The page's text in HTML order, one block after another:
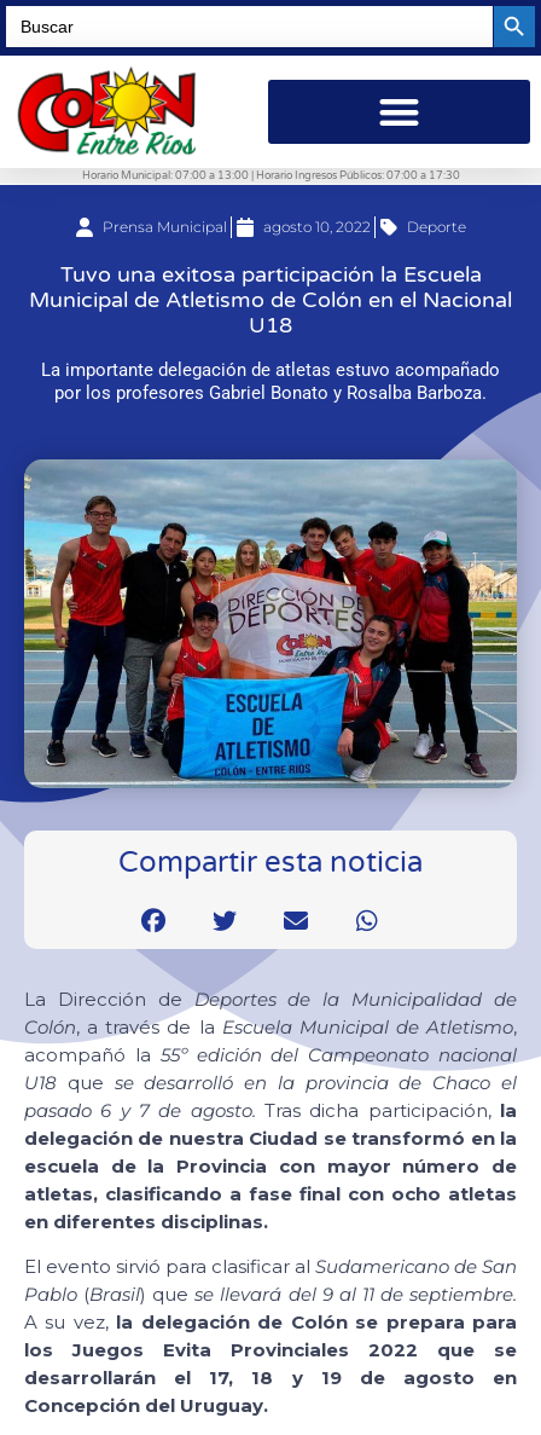
Search
for:
Horario Municipal: 07:00 a 13:00 | Horario Ingresos Públicos: 07:00 a 17:30
Prensa Municipal agosto 10, 2022 Deporte
Tuvo una exitosa participación la Escuela
Municipal de Atletismo de Colón en el Nacional
U18
La importante delegación de atletas estuvo acompañado
por los profesores Gabriel Bonato y Rosalba Barboza.
Compartir esta noticia
La Dirección de Deportes de la Municipalidad de
Colón, a través de la Escuela Municipal de Atletismo,
acompañó la 55º edición del Campeonato nacional
U18 que se desarrolló en la provincia de Chaco el
pasado 6 y 7 de agosto. Tras dicha participación, la
delegación de nuestra Ciudad se transformó en la
escuela de la Provincia con mayor número de
atletas, clasificando a fase final con ocho atletas
en diferentes disciplinas.
El evento sirvió para clasificar al Sudamericano de San
Pablo (Brasil) quese llevará del 9 al 11 de septiembre.
A su vez, la delegación de Colón se prepara para
los Juegos Evita Provinciales 2022 que se
desarrollarán el 17, 18 y 19 de agosto en
Concepción del Uruguay.